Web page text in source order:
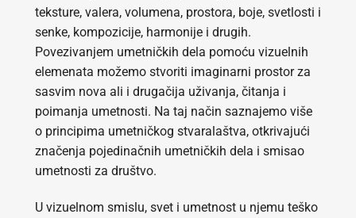
teksture, valera, volumena, prostora, boje, svetlosti i
senke, kompozicije, harmonije i drugih.
Povezivanjem umetničkih dela pomoću vizuelnih
elemenata možemo stvoriti imaginarni prostor za
sasvim nova ali i drugačija uživanja, čitanja i
poimanja umetnosti. Na taj način saznajemo više
o principima umetničkog stvaralaštva, otkrivajući
značenja pojedinačnih umetničkih dela i smisao
umetnosti za društvo.
U vizuelnom smislu, svet i umetnost u njemu teško